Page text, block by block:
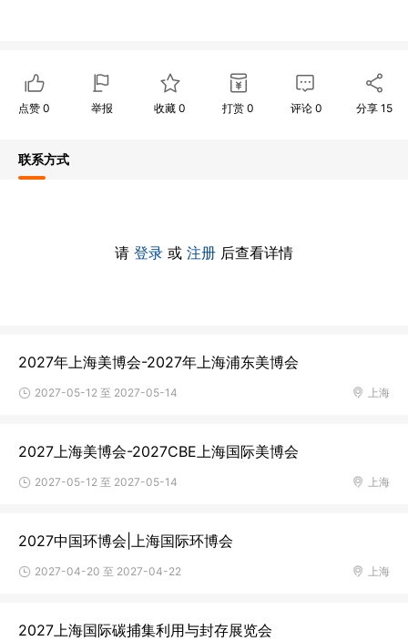
点赞 0 举报 收藏0 打赏 0 评论 0 分享 15
联系方式
请 登录 或 注册 后查看详情
2027年上海美博会-2027年上海浦东美博会
上海
2027-05-12 至 2027-05-14
2027上海美博会-2027CBE上海国际美博会
上海
2027-05-12 至 2027-05-14
2027中国环博会|上海国际环博会
上海
2027-04-20 至 2027-04-22
2027上海国际碳捕集利用与封存展览会